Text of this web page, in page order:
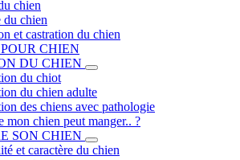
chien
du chien
et castration du chien
CHIEN
DU CHIEN
du chiot
du chien adulte
des chiens avec pathologie
mon chien peut manger.. ?
SON CHIEN
et caractère du chien